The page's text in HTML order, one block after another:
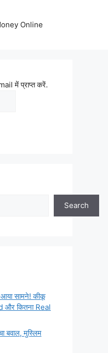
Online
में प्राप्त करें.
Search
आया सामने! कीकू
और कितना Real
बवाल, मुस्लिम